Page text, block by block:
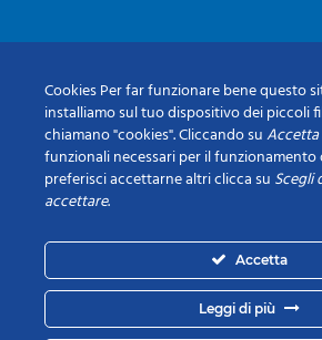
Cookies Per far funzionare bene questo
installiamo sul tuo dispositivo dei piccoli
chiamano "cookies". Cliccando suAccetta
funzionali necessari per il funzionamento
preferisci accettarne altri clicca su Scegli
accettare.
Accetta
Leggi di più